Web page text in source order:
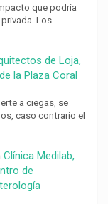
que podría
Los
de Loja,
la Plaza Coral
a ciegas, se
caso contrario el
Clínica Medilab,
de